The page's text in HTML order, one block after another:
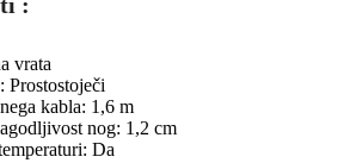
vrata
Prostostoječi
kabla: 1,6 m
nog: 1,2 cm
Da